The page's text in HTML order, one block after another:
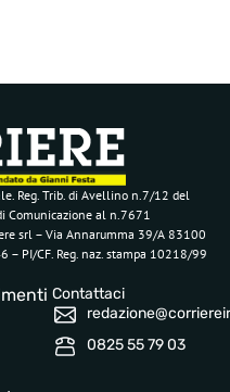
Reg. Trib. di Avellino n.7/12 del
Comunicazione al n.7671
srl – Via Annarumma 39/A 83100
– PI/CF. Reg. naz. stampa 10218/99
Contattaci
0825 55 79 03